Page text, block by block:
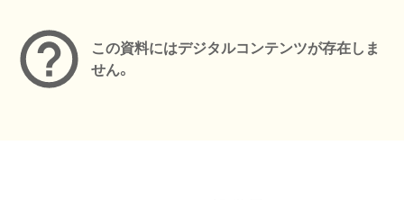
この資料にはデジタルコンテンツが存在しま
せん。